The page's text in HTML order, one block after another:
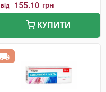
від 155.10 грн
КУПИТИ